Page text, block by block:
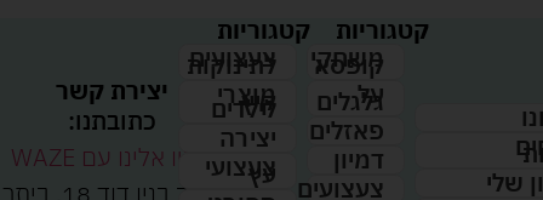
שלי
קטגוריות
משחקי
קופסא
על
גלגלים
פאזלים
דמיון
צעצועים
קטגוריות
צעצועים
לתינוקות
מוצרי
קיץ
לילדים
יצירה
צעצועי
עץ
יצירת קשר
כתובתנו:
נווטו אלינו עם WAZE
רחוב בנין דוד 18, ביתר